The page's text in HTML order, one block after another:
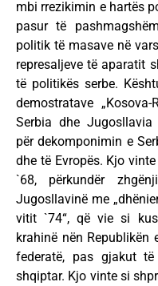
mbi rrezikimin e hartës
pasur të
politik të masave në
represaljeve të aparatit
të politikës serbe.
demostratave
Serbia dhe
për dekomponimin e
dhe të Evropës. Kjo
`68, përkundër
Jugosllavinë me
vitit `74“, që vie si
krahinë nën Republikën
federatë, pas gjakut
shqiptar. Kjo vinte si